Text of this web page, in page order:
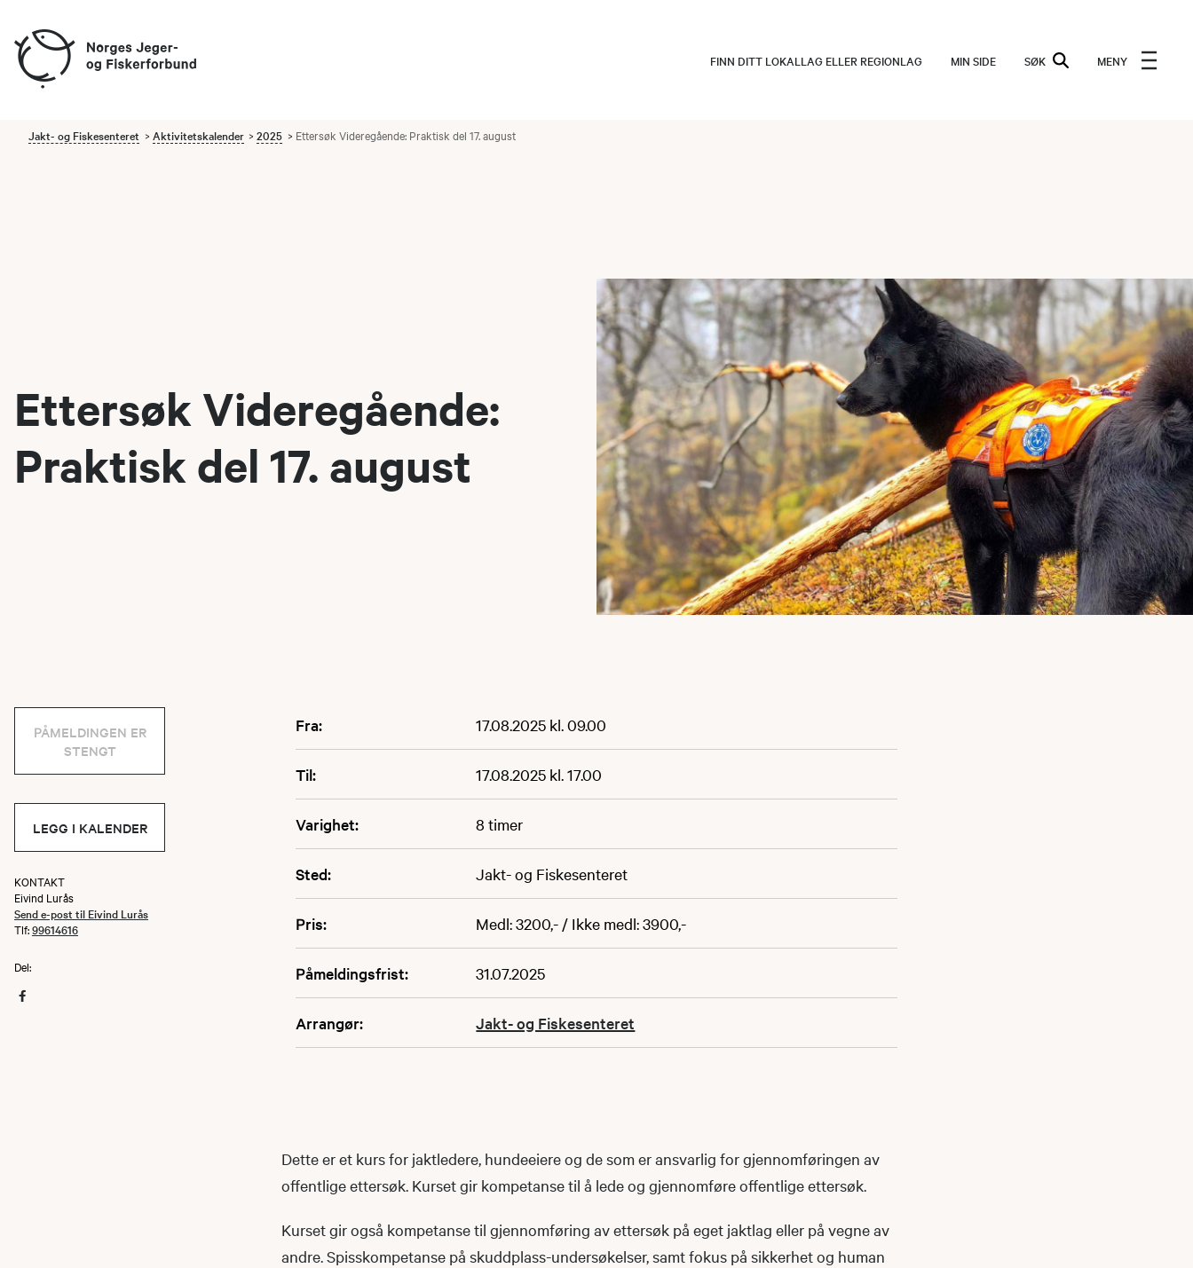
FINN DITT LOKALLAG ELLER REGIONLAG MIN SIDE SØK MENY
Jakt- og Fiskesenteret Aktivitetskalender 2025 Ettersøk Videregående: Praktisk del 17. august
Ettersøk Videregående:
Praktisk del 17. august
Fra: 17.08.2025 kl. 09.00
Til: 17.08.2025 kl. 17.00
Varighet: 8 timer
Sted: Jakt- og Fiskesenteret
Pris: Medl: 3200,- / Ikke medl: 3900,-
Påmeldingsfrist: 31.07.2025
Arrangør: Jakt- og Fiskesenteret
PÅMELDINGEN ER
STENGT
LEGG I KALENDER
KONTAKT
Eivind Lurås
Send e-post til Eivind Lurås
Tlf:99614616
Del:
Dette er et kurs for jaktledere, hundeeiere og de som er ansvarlig for gjennomføringen av
offentlige ettersøk. Kurset gir kompetanse til å lede og gjennomføre offentlige ettersøk.
Kurset gir også kompetanse til gjennomføring av ettersøk på eget jaktlag eller på vegne av
andre. Spisskompetanse på skuddplass-undersøkelser, samt fokus på sikkerhet og human